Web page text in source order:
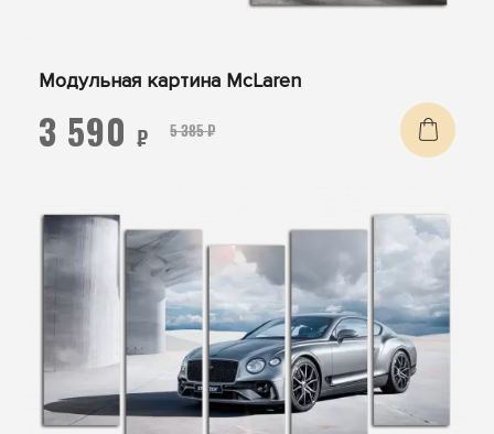
Модульная картина McLaren
5 385 ₽
3 590 ₽